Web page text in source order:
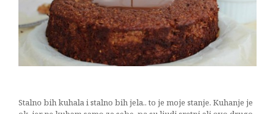
Stalno bih kuhala i stalno bih jela.. to je moje stanje. Kuhanje je